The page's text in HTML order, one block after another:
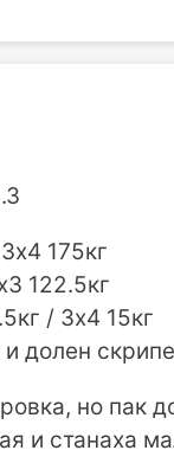
175кг
122.5кг
/ 3х4 15кг
долен
но пак
и станаха